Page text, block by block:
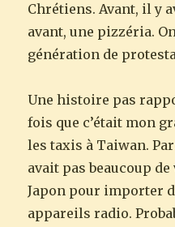
Chrétiens. Avant, il y
avant, une pizzéria.
génération de
Une histoire pas
fois que c’était mon
les taxis à Taiwan.
avait pas beaucoup
Japon pour importer
appareils radio.